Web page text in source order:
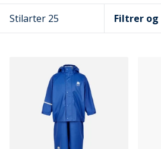
Stilarter 25 Filtrer